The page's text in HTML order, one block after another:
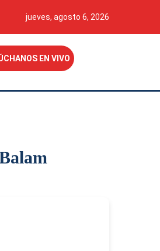
jueves, agosto 6, 2026
EN VIVO